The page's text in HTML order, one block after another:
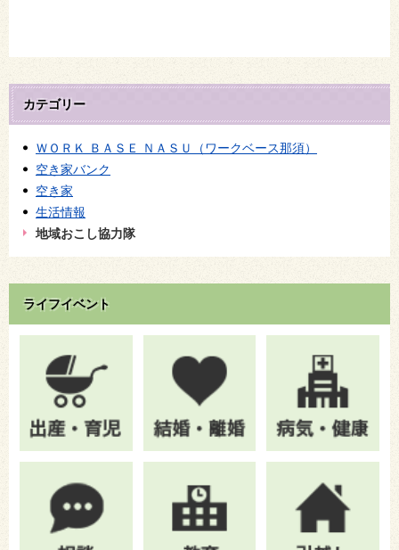
カテゴリー
ＷＯＲＫ ＢＡＳＥ ＮＡＳＵ（ワークベース那須）
空き家バンク
空き家
生活情報
地域おこし協力隊
ライフイベント